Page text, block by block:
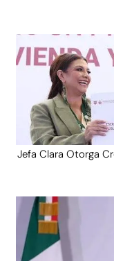
Jefa Clara Otorga